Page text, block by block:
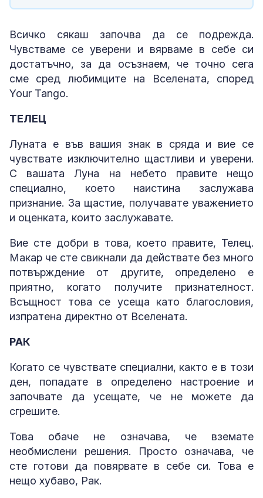
Всичко сякаш започва да се подрежда.
Чувстваме се уверени и вярваме в себе си
достатъчно, за да осъзнаем, че точно сега
сме сред любимците на Вселената, според
Your Tango.
ТЕЛЕЦ
Луната е във вашия знак в сряда и вие се
чувствате изключително щастливи и уверени.
С вашата Луна на небето правите нещо
специално, което наистина заслужава
признание. За щастие, получавате уважението
и оценката, които заслужавате.
Вие сте добри в това, което правите, Телец.
Макар че сте свикнали да действате без много
потвърждение от другите, определено е
приятно, когато получите признателност.
Всъщност това се усеща като благословия,
изпратена директно от Вселената.
РАК
Когато се чувствате специални, както е в този
ден, попадате в определено настроение и
започвате да усещате, че не можете да
сгрешите.
Това обаче не означава, че вземате
необмислени решения. Просто означава, че
сте готови да повярвате в себе си. Това е
нещо хубаво, Рак.